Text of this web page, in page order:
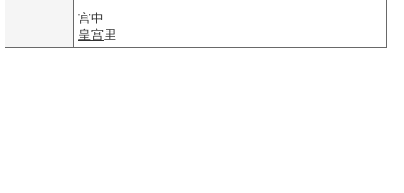
宫中
皇宫里